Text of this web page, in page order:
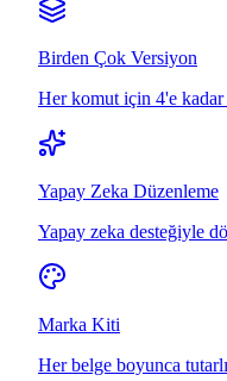
Birden Çok Versiyon
Her komut için 4'e
Yapay Zeka Düzenleme
Yapay zeka desteğiyle
Marka Kiti
Her belge boyunca